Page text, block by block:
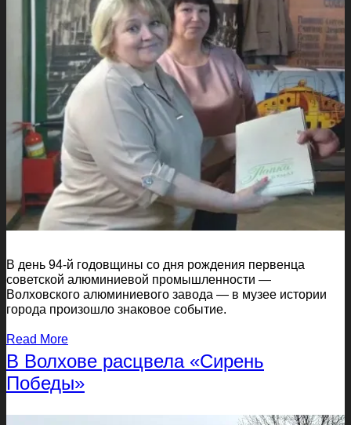
В день 94-й годовщины со дня рождения первенца
советской алюминиевой промышленности —
Волховского алюминиевого завода — в музее истории
города произошло знаковое событие.
Read More
В Волхове расцвела «Сирень
Победы»